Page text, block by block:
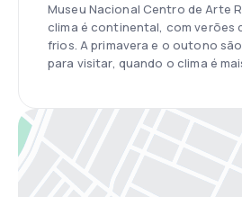
Museu Nacional Centro de Arte
clima é continental, com verões
frios. A primavera e o outono
para visitar, quando o clima é